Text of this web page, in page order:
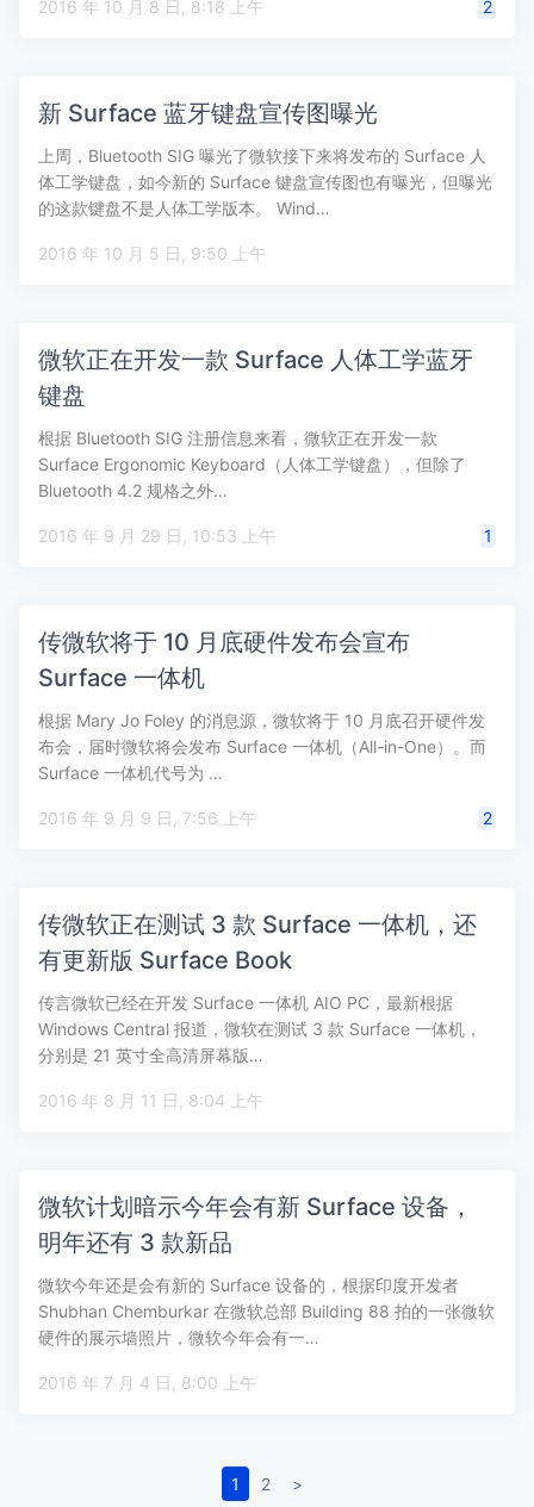
2016 年 10 月 8 日, 8:18 上午 2
新 Surface 蓝牙键盘宣传图曝光
上周，Bluetooth SIG 曝光了微软接下来将发布的 Surface 人
体工学键盘，如今新的 Surface 键盘宣传图也有曝光，但曝光
的这款键盘不是人体工学版本。 Wind…
2016 年 10 月 5 日, 9:50 上午
微软正在开发一款 Surface 人体工学蓝牙
键盘
根据 Bluetooth SIG 注册信息来看，微软正在开发一款
Surface Ergonomic Keyboard（人体工学键盘），但除了
Bluetooth 4.2 规格之外…
2016 年 9 月 29 日, 10:53 上午 1
传微软将于 10 月底硬件发布会宣布
Surface 一体机
根据 Mary Jo Foley 的消息源，微软将于 10 月底召开硬件发
布会，届时微软将会发布 Surface 一体机（All-in-One）。而
Surface 一体机代号为 …
2016 年 9 月 9 日, 7:56 上午 2
传微软正在测试 3 款 Surface 一体机，还
有更新版 Surface Book
传言微软已经在开发 Surface 一体机 AIO PC，最新根据
Windows Central 报道，微软在测试 3 款 Surface 一体机，
分别是 21 英寸全高清屏幕版…
2016 年 8 月 11 日, 8:04 上午
微软计划暗示今年会有新 Surface 设备，
明年还有 3 款新品
微软今年还是会有新的 Surface 设备的，根据印度开发者
Shubhan Chemburkar 在微软总部 Building 88 拍的一张微软
硬件的展示墙照片，微软今年会有一…
2016 年 7 月 4 日, 8:00 上午
1 2 >